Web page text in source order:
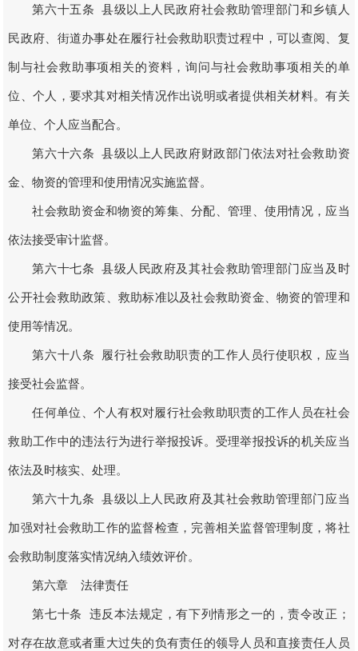
第六十五条 县级以上人民政府社会救助管理部门和乡镇人
民政府、街道办事处在履行社会救助职责过程中，可以查阅、复
制与社会救助事项相关的资料，询问与社会救助事项相关的单
位、个人，要求其对相关情况作出说明或者提供相关材料。有关
单位、个人应当配合。
第六十六条 县级以上人民政府财政部门依法对社会救助资
金、物资的管理和使用情况实施监督。
社会救助资金和物资的筹集、分配、管理、使用情况，应当
依法接受审计监督。
第六十七条 县级人民政府及其社会救助管理部门应当及时
公开社会救助政策、救助标准以及社会救助资金、物资的管理和
使用等情况。
第六十八条 履行社会救助职责的工作人员行使职权，应当
接受社会监督。
任何单位、个人有权对履行社会救助职责的工作人员在社会
救助工作中的违法行为进行举报投诉。受理举报投诉的机关应当
依法及时核实、处理。
第六十九条 县级以上人民政府及其社会救助管理部门应当
加强对社会救助工作的监督检查，完善相关监督管理制度，将社
会救助制度落实情况纳入绩效评价。
第六章 法律责任
第七十条 违反本法规定，有下列情形之一的，责令改正；
对存在故意或者重大过失的负有责任的领导人员和直接责任人员